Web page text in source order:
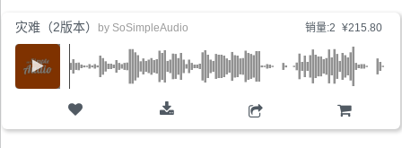
销量:2 ¥215.80
灾难（2版本） by SoSimpleAudio